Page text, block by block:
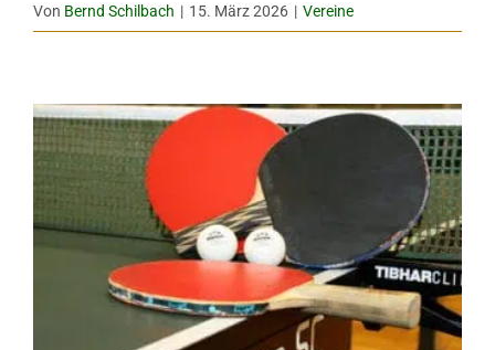
Von Bernd Schilbach | 15. März 2026 | Vereine